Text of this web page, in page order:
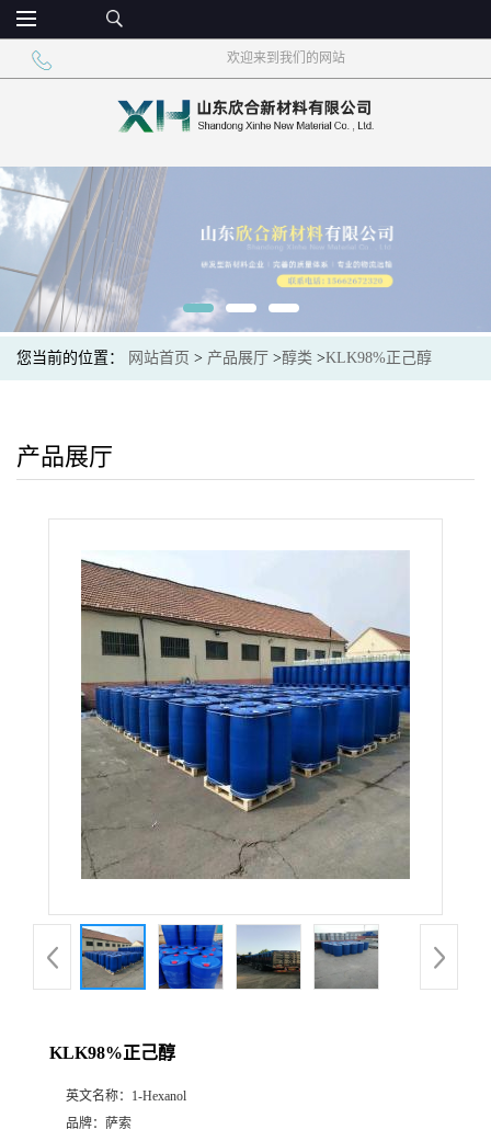
欢迎来到我们的网站
您当前的位置： 网站首页 > 产品展厅 >醇类 >KLK98%正己醇
产品展厅
KLK98%正己醇
英文名称： 1-Hexanol
品牌： 萨索